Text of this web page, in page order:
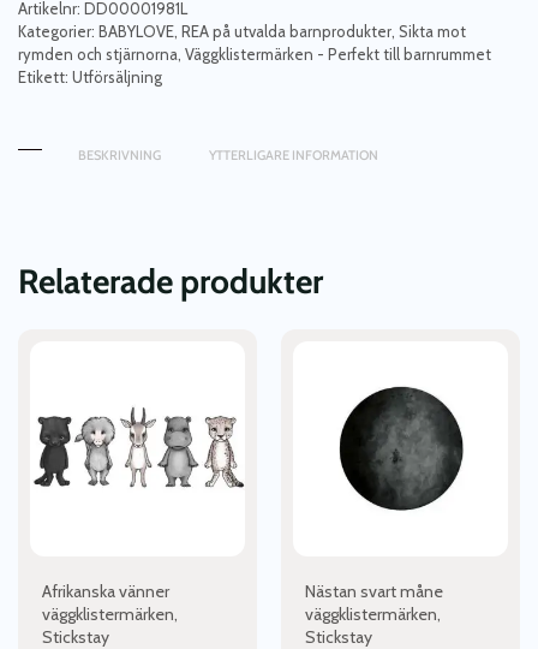
mängd
Artikelnr: DD00001981L
Kategorier: BABYLOVE REA på utvalda barnprodukter Sikta mot
rymden och stjärnorna Väggklistermärken - Perfekt till barnrummet
Etikett: Utförsäljning
BESKRIVNING YTTERLIGARE INFORMATION
Relaterade produkter
Afrikanska vänner
väggklistermärken,
Stickstay
Nästan svart måne
väggklistermärken,
Stickstay